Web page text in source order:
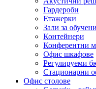
Гардероби
Етажерки
Зали за
Контейнери
Конферентни
Офис шкафове
Регулируеми
Стационарни
Офис столове